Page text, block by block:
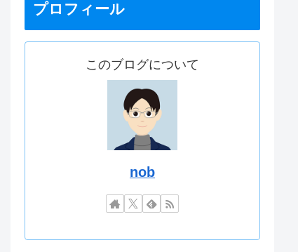
プロフィール
このブログについて
nob